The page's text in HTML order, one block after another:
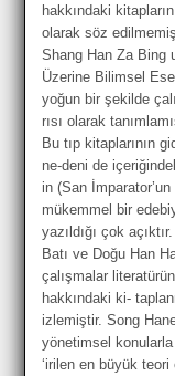
hakkındaki
olarak söz
Shang Han Za Bing
Üzerine Bilimsel
yoğun bir şekilde
rısı olarak
Bu tıp kitaplarının
ne-deni de
in (San
mükemmel bir
yazıldığı çok açıktır.
Batı ve Doğu Han
çalışmalar
hakkındaki ki-
izlemiştir. Song
yönetimsel
‘irilen en büyük